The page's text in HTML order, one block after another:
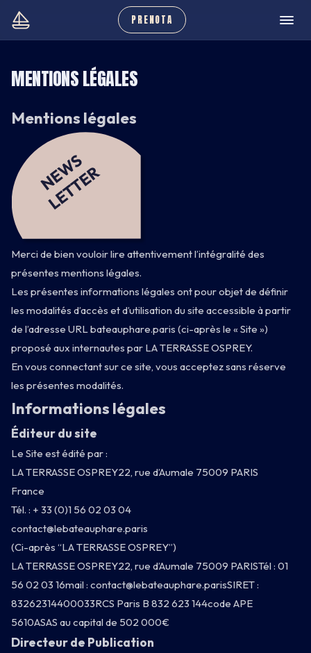
PRENOTA
MENTIONS LÉGALES
Mentions légales
Merci de bien vouloir lire attentivement l’intégralité des
présentes mentions légales.
Les présentes informations légales ont pour objet de définir
les modalités d’accès et d’utilisation du site accessible à partir
de l’adresse URL bateauphare.paris (ci-après le « Site »)
proposé aux internautes par LA TERRASSE OSPREY.
En vous connectant sur ce site, vous acceptez sans réserve
les présentes modalités.
Informations légales
Éditeur du site
Le Site est édité par :
LA TERRASSE OSPREY22, rue d’Aumale 75009 PARIS
France
Tél. : + 33 (0)1 56 02 03 04
contact@lebateauphare.paris
(Ci-après “LA TERRASSE OSPREY”)
LA TERRASSE OSPREY22, rue d’Aumale 75009 PARISTél : 01
56 02 03 16mail : contact@lebateauphare.parisSIRET :
83262314400033RCS Paris B 832 623 144code APE
5610ASAS au capital de 502 000€
Directeur de Publication